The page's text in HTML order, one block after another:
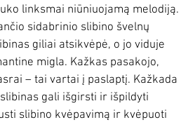
linksmai niūniuojamą melodiją.
sidabrinio slibino švelnų
giliai atsikvėpė, o jo viduje
migla. Kažkas pasakojo,
– tai vartai į paslaptį. Kažkada
gali išgirsti ir išpildyti
slibino kvėpavimą ir kvėpuoti